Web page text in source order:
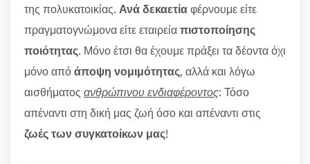
της πολυκατοικίας. Ανά δεκαετίαφέρνουμε είτε
πραγματογνώμονα είτε εταιρείαπιστοποίησης
ποιότητας. Μόνο έτσι θα έχουμε πράξει τα δέοντα όχι
μόνο απόάποψη νομιμότητας, αλλά και λόγω
αισθήματος ανθρώπινου ενδιαφέροντος: Τόσο
απέναντι στη δική μας ζωή όσο και απέναντι στις
ζωές των συγκατοίκων μας!